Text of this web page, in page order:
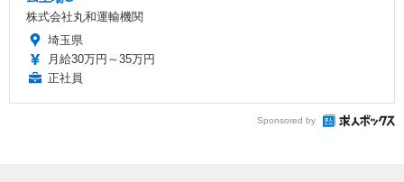
株式会社丸和運輸機関
埼玉県
月給30万円～35万円
正社員
Sponsored by